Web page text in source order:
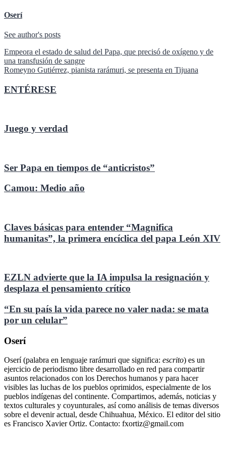
Oserí
See author's posts
Navegación
de
Empeora el estado de salud del Papa, que precisó de oxígeno y de
una transfusión de sangre
Romeyno Gutiérrez, pianista rarámuri, se presenta en Tijuana
ENTÉRESE
Juego y verdad
Ser Papa en tiempos de “anticristos”
Camou: Medio año
Claves básicas para entender “Magnifica
humanitas”, la primera encíclica del papa León XIV
EZLN advierte que la IA impulsa la resignación y
desplaza el pensamiento crítico
“En su país la vida parece no valer nada: se mata
por un celular”
Oserí
Oserí (palabra en lenguaje rarámuri que significa: escrito) es un
ejercicio de periodismo libre desarrollado en red para compartir
asuntos relacionados con los Derechos humanos y para hacer
visibles las luchas de los pueblos oprimidos, especialmente de los
pueblos indígenas del continente. Compartimos, además, noticias y
textos culturales y coyunturales, así como análisis de temas diversos
sobre el devenir actual, desde Chihuahua, México. El editor del sitio
es Francisco Xavier Ortiz. Contacto: fxortiz@gmail.com